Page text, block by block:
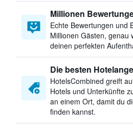
Millionen
Echte Bewertungen und
Millionen Gästen, genau
deinen perfekten
Die besten
HotelsCombined greift
Hotels und Unterkünfte
an einem Ort, damit du
finden kannst.